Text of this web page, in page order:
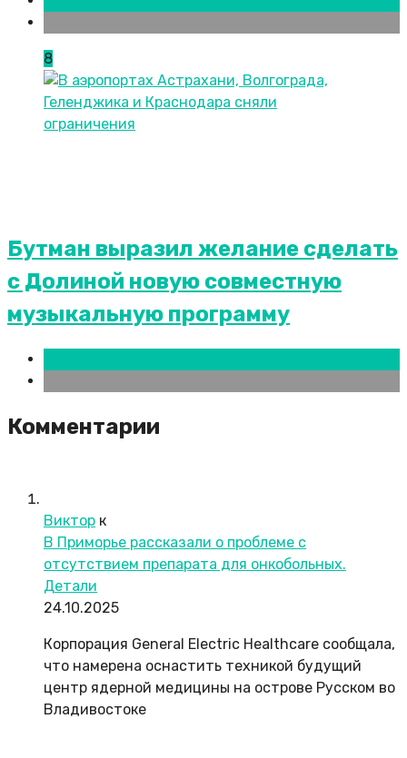
8
Бутман выразил желание сделать
с Долиной новую совместную
музыкальную программу
Комментарии
Виктор к
В Приморье рассказали о проблеме с
отсутствием препарата для онкобольных.
Детали
24.10.2025
Корпорация General Electric Healthcare сообщала,
что намерена оснастить техникой будущий
центр ядерной медицины на острове Русском во
Владивостоке